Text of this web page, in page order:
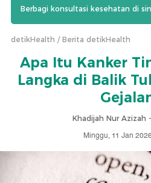
Berbagi konsultasi kesehatan di
detikHealth Berita detikHealth
Apa Itu Kanker
Langka di Balik
Khadijah Nur Azizah -
Minggu, 11 Jan